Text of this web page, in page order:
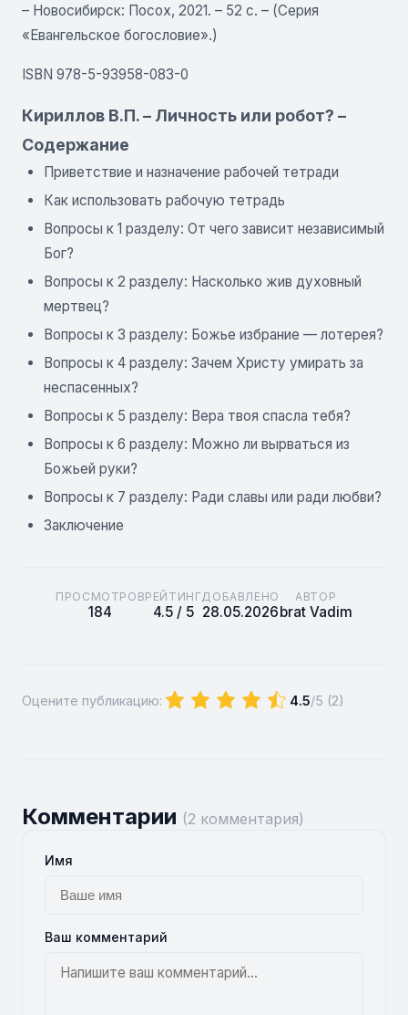
– Новосибирск: Посох, 2021. – 52 с. – (Серия
«Евангельское богословие».)
ISBN 978-5-93958-083-0
Кириллов В.П. – Личность или робот? –
Содержание
Приветствие и назначение рабочей тетради
Как использовать рабочую тетрадь
Вопросы к 1 разделу: От чего зависит независимый
Бог?
Вопросы к 2 разделу: Насколько жив духовный
мертвец?
Вопросы к 3 разделу: Божье избрание — лотерея?
Вопросы к 4 разделу: Зачем Христу умирать за
неспасенных?
Вопросы к 5 разделу: Вера твоя спасла тебя?
Вопросы к 6 разделу: Можно ли вырваться из
Божьей руки?
Вопросы к 7 разделу: Ради славы или ради любви?
Заключение
ПРОСМОТРОВ
184
РЕЙТИНГ
4.5 / 5
ДОБАВЛЕНО
28.05.2026
АВТОР
brat Vadim
Оцените публикацию: 4.5/5 (2)
Комментарии (2 комментария)
Имя
Ваш комментарий